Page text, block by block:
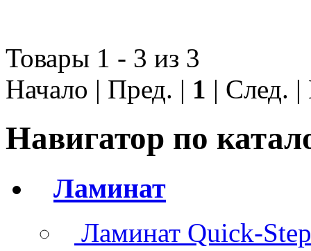
Товары 1 - 3 из 3
Начало | Пред. | 1 | След.
Навигатор по
Ламинат
Ламинат Quick-Step